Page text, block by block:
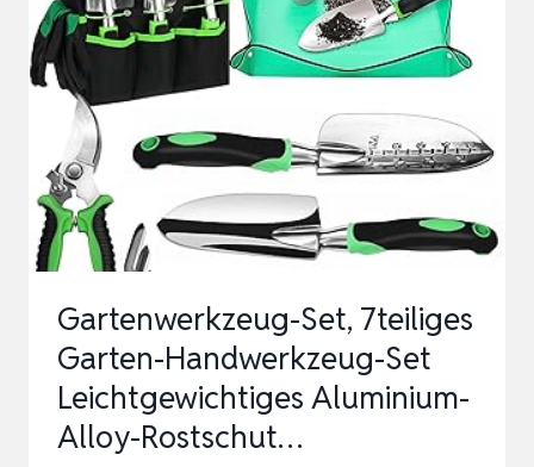
HOCHWERTIGE
GARTENGERÄTE
STAHL
EICHENHOLZ
MADE
EURO…
Gartenwerkzeug-Set, 7teiliges
Garten-Handwerkzeug-Set
Leichtgewichtiges Aluminium-
Alloy-Rostschut…